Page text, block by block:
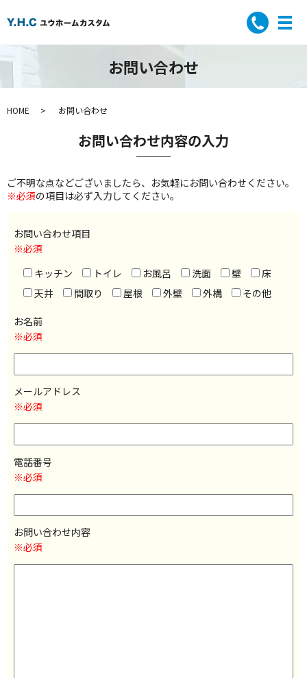
お問い合わせ
HOME お問い合わせ
お問い合わせ内容の入力
ご不明な点などございましたら、お気軽にお問い合わせください。
※必須の項目は必ず入力してください。
お問い合わせ項目
※必須
キッチン
トイレ お風呂 洗面 壁
床
天井
間取り 屋根 外壁 外構 その他
お名前
※必須
メールアドレス
※必須
電話番号
※必須
お問い合わせ内容
※必須